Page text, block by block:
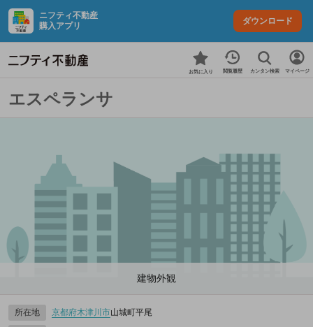
ニフティ不動産
購入アプリ
ダウンロード
お気に入り 閲覧履歴 カンタン検索 マイページ
エスペランサ
建物外観
所在地 京都府木津川市山城町平尾